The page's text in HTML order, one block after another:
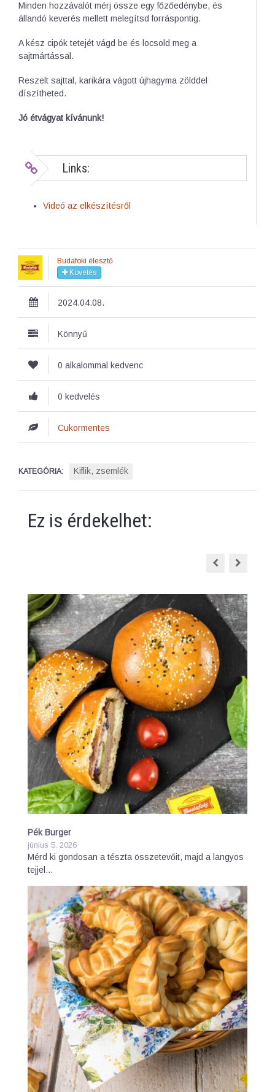
Minden hozzávalót mérj össze egy főzőedénybe, és
állandó keverés mellett melegítsd forráspontig.
A kész cipók tetejét vágd be és locsold meg a
sajtmártással.
Reszelt sajttal, karikára vágott újhagyma zölddel
díszítheted.
Jó étvágyat kívánunk!
Links:
Videó az elkészítésről
Budafoki élesztő
Követés
2024.04.08.
Könnyű
0 alkalommal kedvenc
0 kedvelés
Cukormentes
KATEGÓRIA: Kiflik, zsemlék
Ez is érdekelhet:
Pék Burger
június 5, 2026
Mérd ki gondosan a tészta összetevőit, majd a langyos
tejjel…